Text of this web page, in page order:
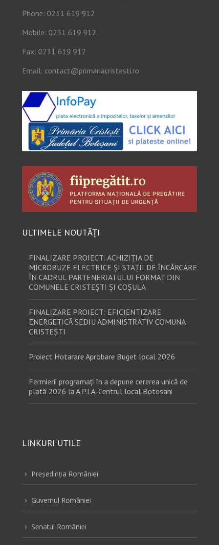
Phone: 0231 619 912
Mobile: 0231 619 912
Fax: 0231 619 912
Email: contact@primariacristesti.ro
ULTIMELE NOUTĂȚI
FINALIZARE PROIECT: ACHIZIȚIA DE
MICROBUZE ELECTRICE ȘI STAȚII DE ÎNCĂRCARE
ÎN CADRUL PARTENERIATULUI FORMAT DIN
COMUNELE CRISTEȘTI ȘI COȘULA
FINALIZARE PROIECT: EFICIENTIZARE
ENERGETICĂ SEDIU ADMINISTRATIV COMUNA
CRISTEȘTI
Proiect Hotarare Aprobare Buget local 2026
Fermierii programați în a depune cererea unică de
plată 2026 la A.P.I.A. Centrul local Botosani
LINKURI UTILE
5 Preşedinţia României
5 Guvernul României
5 Senatul României